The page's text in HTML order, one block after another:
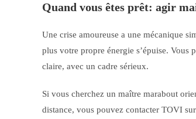
Quand vous êtes prêt: agir
Une crise amoureuse a une mécanique
plus votre propre énergie s’épuise.
claire, avec un cadre sérieux.
Si vous cherchez un maître marabout
distance, vous pouvez contacter TOVI sur